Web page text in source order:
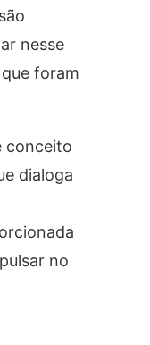
nesse
foram
conceito
dialoga
no